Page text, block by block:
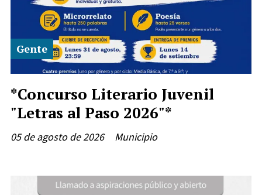
*Concurso Literario Juvenil
"Letras al Paso 2026"*
Municipio
Gente
05 de agosto de 2026